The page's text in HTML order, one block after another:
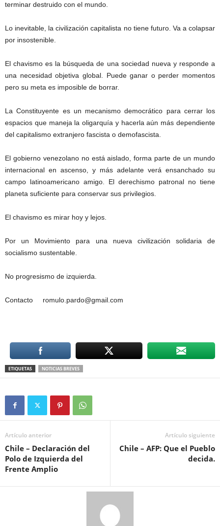
terminar destruido con el mundo.
Lo inevitable, la civilización capitalista no tiene futuro. Va a colapsar
por insostenible.
El chavismo es la búsqueda de una sociedad nueva y responde a
una necesidad objetiva global. Puede ganar o perder momentos
pero su meta es imposible de borrar.
La Constituyente es un mecanismo democrático para cerrar los
espacios que maneja la oligarquía y hacerla aún más dependiente
del capitalismo extranjero fascista o demofascista.
El gobierno venezolano no está aislado, forma parte de un mundo
internacional en ascenso, y más adelante verá ensanchado su
campo latinoamericano amigo. El derechismo patronal no tiene
planeta suficiente para conservar sus privilegios.
El chavismo es mirar hoy y lejos.
Por un Movimiento para una nueva civilización solidaria de
socialismo sustentable.
No progresismo de izquierda.
Contacto romulo.pardo@gmail.com
ETIQUETAS NOTICIAS BREVES
Artículo anterior
Chile – Declaración del
Polo de Izquierda del
Frente Amplio
Artículo siguiente
Chile – AFP: Que el Pueblo
decida.